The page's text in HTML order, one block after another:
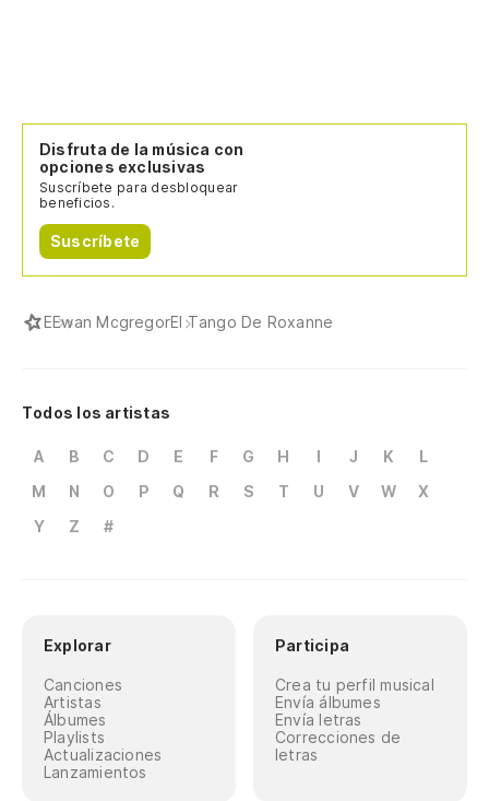
Disfruta de la música con
opciones exclusivas
Suscríbete para desbloquear
beneficios.
Suscríbete
EEwan McgregorEl Tango De Roxanne
Todos los artistas
A B C D E F G H I J K
L
M
N O P Q R S T U V W
X
Y
Z #
Explorar
Canciones
Artistas
Álbumes
Playlists
Actualizaciones
Lanzamientos
Participa
Crea tu perfil musical
Envía álbumes
Envía letras
Correcciones de
letras